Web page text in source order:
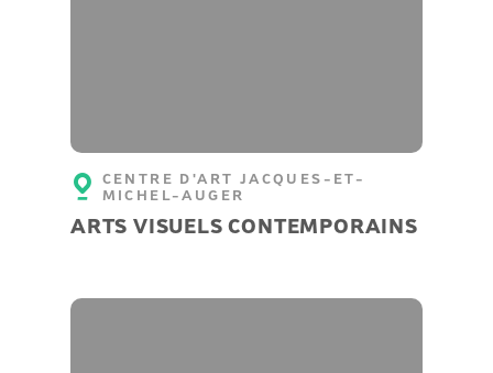
CENTRE D'ART JACQUES-ET-
MICHEL-AUGER
ARTS VISUELS CONTEMPORAINS